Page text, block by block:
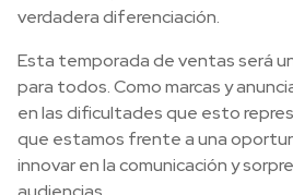
verdadera diferenciación.
Esta temporada de ventas será
para todos. Como marcas y
en las dificultades que esto
que estamos frente a una
innovar en la comunicación y